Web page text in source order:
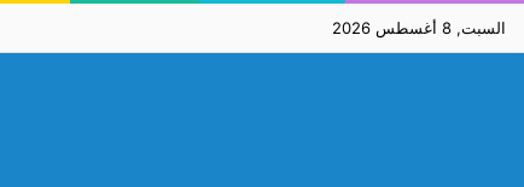
السبت, 8 أغسطس 2026